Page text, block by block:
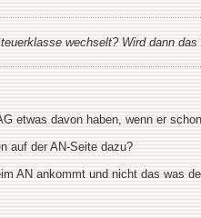
wechselt? Wird dann
etwas davon haben, wenn er
auf der AN-Seite dazu?
AN ankommt und nicht das was